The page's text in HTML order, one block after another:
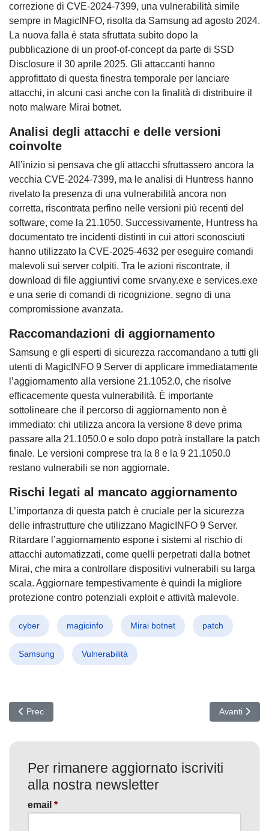
correzione di CVE-2024-7399, una vulnerabilità simile
sempre in MagicINFO, risolta da Samsung ad agosto 2024.
La nuova falla è stata sfruttata subito dopo la
pubblicazione di un proof-of-concept da parte di SSD
Disclosure il 30 aprile 2025. Gli attaccanti hanno
approfittato di questa finestra temporale per lanciare
attacchi, in alcuni casi anche con la finalità di distribuire il
noto malware Mirai botnet.
Analisi degli attacchi e delle versioni
coinvolte
All’inizio si pensava che gli attacchi sfruttassero ancora la
vecchia CVE-2024-7399, ma le analisi di Huntress hanno
rivelato la presenza di una vulnerabilità ancora non
corretta, riscontrata perfino nelle versioni più recenti del
software, come la 21.1050. Successivamente, Huntress ha
documentato tre incidenti distinti in cui attori sconosciuti
hanno utilizzato la CVE-2025-4632 per eseguire comandi
malevoli sui server colpiti. Tra le azioni riscontrate, il
download di file aggiuntivi come srvany.exe e services.exe
e una serie di comandi di ricognizione, segno di una
compromissione avanzata.
Raccomandazioni di aggiornamento
Samsung e gli esperti di sicurezza raccomandano a tutti gli
utenti di MagicINFO 9 Server di applicare immediatamente
l’aggiornamento alla versione 21.1052.0, che risolve
efficacemente questa vulnerabilità. È importante
sottolineare che il percorso di aggiornamento non è
immediato: chi utilizza ancora la versione 8 deve prima
passare alla 21.1050.0 e solo dopo potrà installare la patch
finale. Le versioni comprese tra la 8 e la 9 21.1050.0
restano vulnerabili se non aggiornate.
Rischi legati al mancato aggiornamento
L’importanza di questa patch è cruciale per la sicurezza
delle infrastrutture che utilizzano MagicINFO 9 Server.
Ritardare l’aggiornamento espone i sistemi al rischio di
attacchi automatizzati, come quelli perpetrati dalla botnet
Mirai, che mira a controllare dispositivi vulnerabili su larga
scala. Aggiornare tempestivamente è quindi la migliore
protezione contro potenziali exploit e attività malevole.
cyber magicinfo Mirai botnet patch
Samsung Vulnerabilità
Articolo precedente: Guardiani Digitali: I team QA salvano
Prec Articolo
Avanti
Per rimanere aggiornato iscriviti
alla nostra newsletter
email *